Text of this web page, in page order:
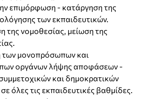
επιμόρφωση - κατάργηση της
των εκπαιδευτικών.
της νομοθεσίας, μείωση της
των μονοπρόσωπων και
οργάνων λήψης αποφάσεων -
και δημοκρατικών
όλες τις εκπαιδευτικές βαθμίδες.